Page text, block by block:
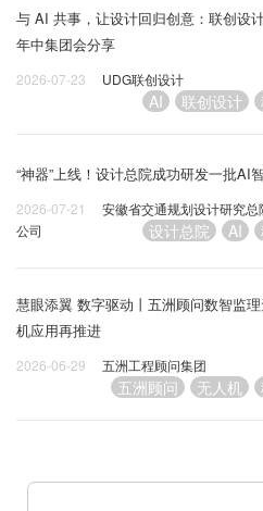
与 AI 共事，让设计回归创意：联创设
年中集团会分享
2026-07-23 UDG联创设计
AI 联创设计
“神器”上线！设计总院成功研发一批AI
2026-07-21
安徽省交通规划设计研究总
公司
设计总院 AI
慧眼添翼 数字驱动丨五洲顾问数智监理
机应用再推进
2026-06-29 五洲工程顾问集团
五洲顾问 无人机